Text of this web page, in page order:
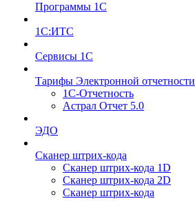
Программы 1С
1С:ИТС
Сервисы 1С
Тарифы Электронной отчетности
1С-Отчетность
Астрал Отчет 5.0
ЭДО
Сканер штрих-кода
Сканер штрих-кода 1D
Сканер штрих-кода 2D
Сканер штрих-кода